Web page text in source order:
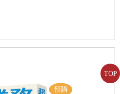
TOP
梓時間）十二個版本中的其中
世人花了多少小時玩《文明帝
可思議，我根本不會耗費這個
正評估《文明帝國》有多成功，
戲也應該一併納入考量才對，